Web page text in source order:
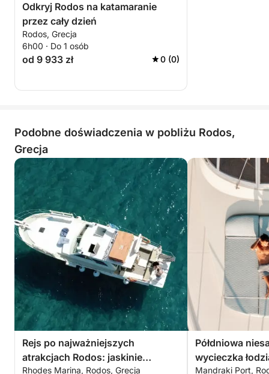
Odkryj Rodos na katamaranie
przez cały dzień
Rodos, Grecja
6h00 · Do 1 osób
od 9 933 zł 0 (0)
Podobne doświadczenia w pobliżu Rodos,
Grecja
Rejs po najważniejszych
atrakcjach Rodos: jaskinie
Kalithea, zatoka Oasis i plaża
Rhodes Marina, Rodos, Grecja
Półdniowa
wycieczka
wyspie Rodos
Mandraki Port,